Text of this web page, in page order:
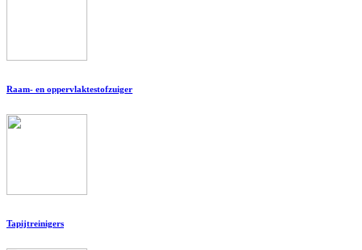
Raam- en oppervlaktestofzuiger
Tapijtreinigers